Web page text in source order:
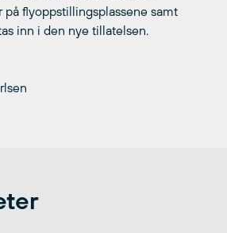
flyoppstillingsplassene samt
inn i den nye tillatelsen.